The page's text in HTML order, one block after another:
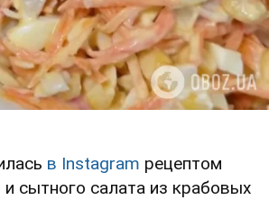
в Instagram рецептом
и сытного салата из крабовых